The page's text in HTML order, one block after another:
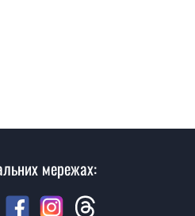
вхідних дверей?
дверей проводиться
неділі.
установка дверей
встановити двері
Тріо?
мережах: